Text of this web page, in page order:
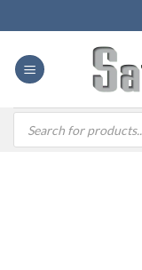
Inhalt
springen
Products
search